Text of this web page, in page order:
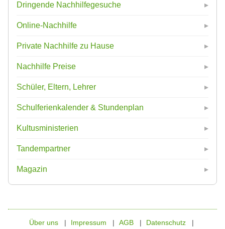
Dringende Nachhilfegesuche
Online-Nachhilfe
Private Nachhilfe zu Hause
Nachhilfe Preise
Schüler, Eltern, Lehrer
Schulferienkalender & Stundenplan
Kultusministerien
Tandempartner
Magazin
Über uns Impressum AGB Datenschutz